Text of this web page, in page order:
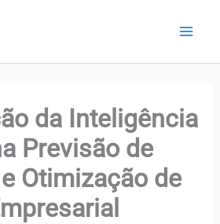
da Inteligência
Previsão de
Otimização de